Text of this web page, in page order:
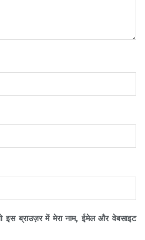
इस ब्राउज़र में मेरा नाम, ईमेल और वेबसाइट